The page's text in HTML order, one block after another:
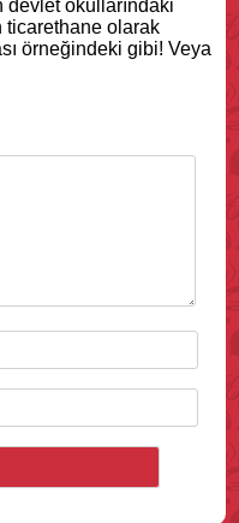
okullarındaki
ticarethane olarak
örneğindeki gibi! Veya